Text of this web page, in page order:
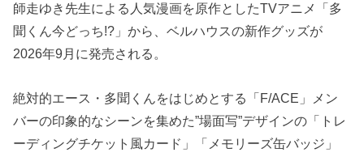
師走ゆき先生による人気漫画を原作としたTVアニメ「多
聞くん今どっち!?」から、ベルハウスの新作グッズが
2026年9月に発売される。
絶対的エース・多聞くんをはじめとする「F/ACE」メン
バーの印象的なシーンを集めた”場面写”デザインの「トレ
ーディングチケット風カード」「メモリーズ缶バッジ」